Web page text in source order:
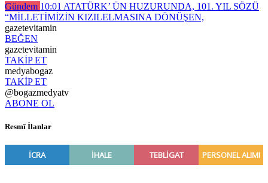
Gündem 10:01 ATATÜRK’ ÜN HUZURUNDA, 101. YIL SÖZÜ
“MİLLETİMİZİN KIZILELMASINA DÖNÜŞEN,
gazetevitamin
BEĞEN
gazetevitamin
TAKİP ET
medyabogaz
TAKİP ET
@bogazmedyatv
ABONE OL
Resmî İlanlar